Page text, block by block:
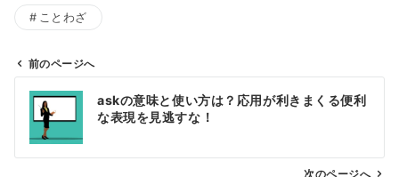
ことわざ
前のページへ
askの意味と使い方は？応用が利きまくる便利
な表現を見逃すな！
次のページへ